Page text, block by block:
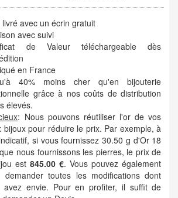
livré avec un écrin gratuit
avec suivi
de Valeur téléchargeable dès
en France
40% moins cher qu'en bijouterie
grâce à nos coûts de distribution
élevés.
: Nous pouvons réutiliser l'or de vos
bijoux pour réduire le prix. Par exemple, à
si vous fournissez 30.50 g d'Or 18
nous fournissons les pierres, le prix de
est845.00 €. Vous pouvez également
demander toutes les modifications dont
avez envie. Pour en profiter, il suffit de